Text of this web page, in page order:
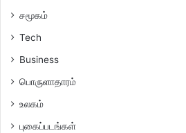
சமூகம்
Tech
Business
பொருளாதாரம்
உலகம்
புகைப்படங்கள்